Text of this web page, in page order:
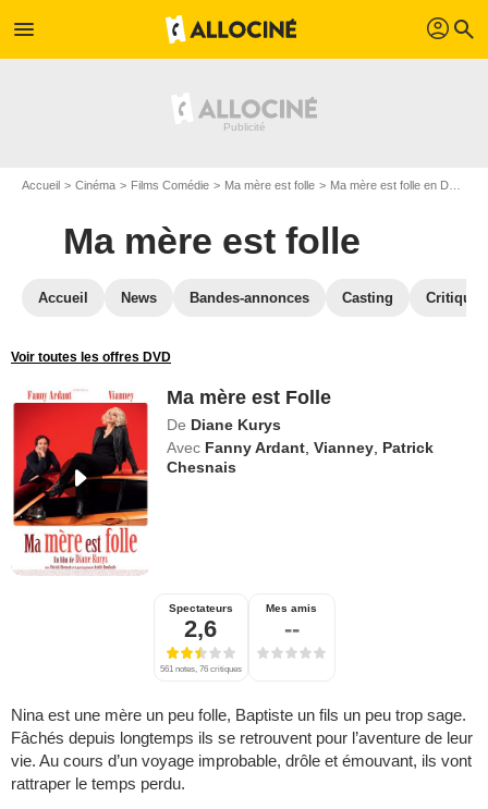
menu profil search
Accueil Cinéma Films Comédie Ma mère est folle Ma mère est folle en DVD
Ma mère est folle
Accueil News Bandes-annonces Casting
Voir toutes les offres DVD
Ma mère est Folle
De Diane Kurys
Avec Fanny Ardant ,Vianney Patrick
Chesnais
Spectateurs
2,6
561 notes, 76 critiques
Mes amis
--
Nina est une mère un peu folle, Baptiste un fils un peu trop sage.
Fâchés depuis longtemps ils se retrouvent pour l’aventure de leur
vie. Au cours d’un voyage improbable, drôle et émouvant, ils vont
rattraper le temps perdu.